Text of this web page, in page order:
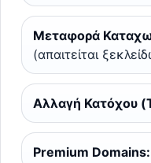
Μεταφορά
(απαιτείται
Αλλαγή Κατόχου
Premium Domains: